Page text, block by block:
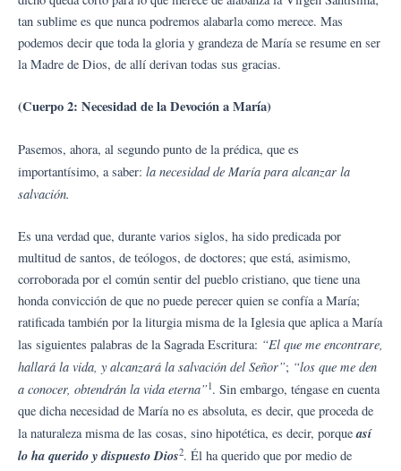
tan sublime es que nunca podremos alabarla como merece. Mas
podemos decir que toda la gloria y grandeza de María se resume en ser
la Madre de Dios, de allí derivan todas sus gracias.
(Cuerpo 2: Necesidad de la Devoción a María)
Pasemos, ahora, al segundo punto de la prédica, que es
importantísimo, a saber: la necesidad de María para alcanzar la
salvación.
Es una verdad que, durante varios siglos, ha sido predicada por
multitud de santos, de teólogos, de doctores; que está, asimismo,
corroborada por el común sentir del pueblo cristiano, que tiene una
honda convicción de que no puede perecer quien se confía a María;
ratificada también por la liturgia misma de la Iglesia que aplica a María
las siguientes palabras de la Sagrada Escritura: “El que me encontrare,
hallará la vida, y alcanzará la salvación del Señor”; “los que me den
a conocer, obtendrán la vida eterna”1. Sin embargo, téngase en cuenta
que dicha necesidad de María no es absoluta, es decir, que proceda de
la naturaleza misma de las cosas, sino hipotética, es decir, porqueasí
lo ha querido y dispuesto Dios2. Él ha querido que por medio de